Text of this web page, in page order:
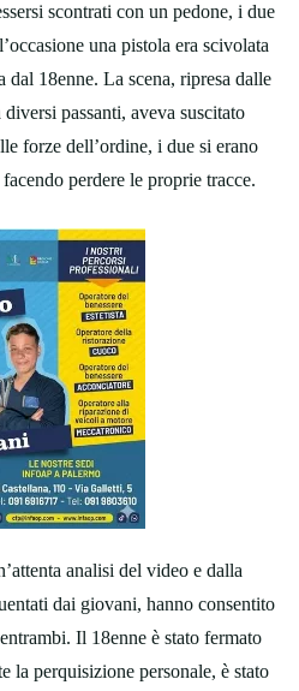
scontrati con un pedone, i due
una pistola era scivolata
dal 18enne. La scena, ripresa dalle
passanti, aveva suscitato
forze dell’ordine, i due si erano
perdere le proprie tracce.
analisi del video e dalla
dai giovani, hanno consentito
Il 18enne è stato fermato
la perquisizione personale, è stato